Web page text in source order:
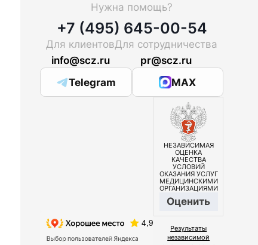
Нужна помощь?
+7 (495) 645-00-54
Для клиентов
info@scz.ru
Для сотрудничества
pr@scz.ru
Telegram
MAX
НЕЗАВИСИМАЯ
ОЦЕНКА
КАЧЕСТВА
УСЛОВИЙ
ОКАЗАНИЯ УСЛУГ
МЕДИЦИНСКИМИ
ОРГАНИЗАЦИЯМИ
Оценить
Результаты
независимой